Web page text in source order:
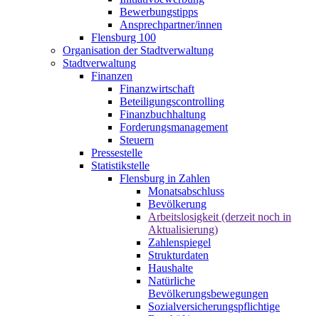
Bewerbungstipps
Ansprechpartner/innen
Flensburg 100
Organisation der Stadtverwaltung
Stadtverwaltung
Finanzen
Finanzwirtschaft
Beteiligungscontrolling
Finanzbuchhaltung
Forderungsmanagement
Steuern
Pressestelle
Statistikstelle
Flensburg in Zahlen
Monatsabschluss
Bevölkerung
Arbeitslosigkeit (derzeit noch in
Aktualisierung)
Zahlenspiegel
Strukturdaten
Haushalte
Natürliche
Bevölkerungsbewegungen
Sozialversicherungspflichtige